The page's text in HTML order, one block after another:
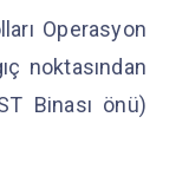
Operasyon
noktasından
Binası önü)